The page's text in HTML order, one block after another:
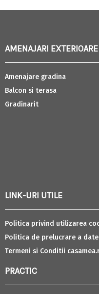
AMENAJARI EXTERIOARE
Amenajare gradina
Balcon si terasa
Gradinarit
LINK-URI UTILE
Politica privind utilizarea
Politica de prelucrare a
Termeni si Conditii
PRACTIC